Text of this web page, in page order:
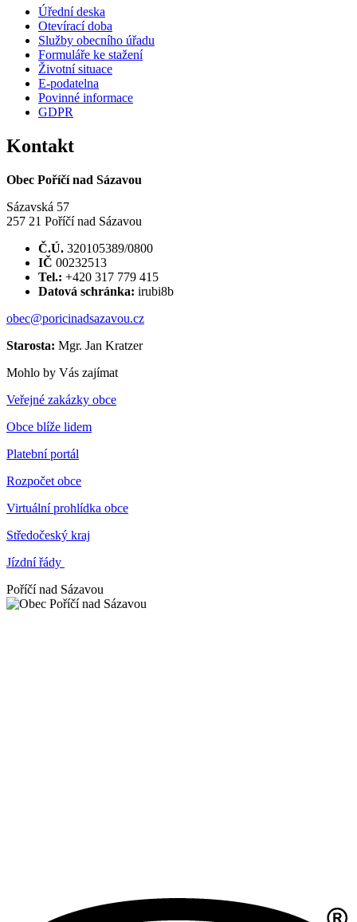
Úřední deska
Otevírací doba
Služby obecního úřadu
Formuláře ke stažení
Životní situace
E-podatelna
Povinné informace
GDPR
Kontakt
Obec Poříčí nad Sázavou
Sázavská 57
257 21 Poříčí nad Sázavou
Č.Ú. 320105389/0800
IČ 00232513
Tel.: +420 317 779 415
Datová schránka: irubi8b
obec@poricinadsazavou.cz
Starosta: Mgr. Jan Kratzer
Mohlo by Vás zajímat
Veřejné zakázky obce
Obce blíže lidem
Platební portál
Rozpočet obce
Virtuální prohlídka obce
Středočeský kraj
Jízdní řády
Poříčí nad Sázavou